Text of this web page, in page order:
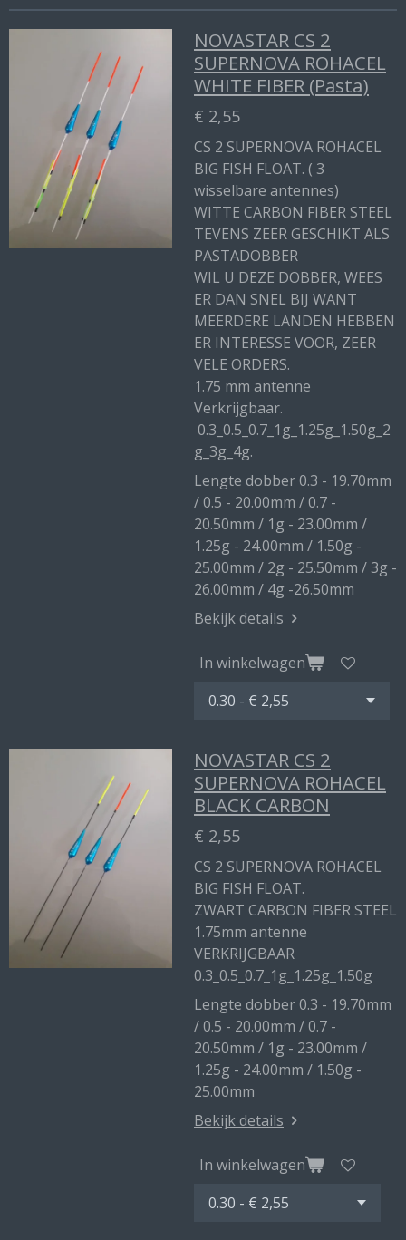
NOVASTAR CS 2
SUPERNOVA ROHACEL
WHITE FIBER (Pasta)
€ 2,55
CS 2 SUPERNOVA ROHACEL
BIG FISH FLOAT. ( 3
wisselbare antennes)
WITTE CARBON FIBER STEEL
TEVENS ZEER GESCHIKT ALS
PASTADOBBER
WIL U DEZE DOBBER, WEES
ER DAN SNEL BIJ WANT
MEERDERE LANDEN HEBBEN
ER INTERESSE VOOR, ZEER
VELE ORDERS.
1.75 mm antenne
Verkrijgbaar.
0.3_0.5_0.7_1g_1.25g_1.50g_2
g_3g_4g.
Lengte dobber 0.3 - 19.70mm
/ 0.5 - 20.00mm / 0.7 -
20.50mm / 1g - 23.00mm /
1.25g - 24.00mm / 1.50g -
25.00mm / 2g - 25.50mm / 3g -
26.00mm / 4g -26.50mm
Bekijk details
In winkelwagen
NOVASTAR CS 2
SUPERNOVA ROHACEL
BLACK CARBON
€ 2,55
CS 2 SUPERNOVA ROHACEL
BIG FISH FLOAT.
ZWART CARBON FIBER STEEL
1.75mm antenne
VERKRIJGBAAR
0.3_0.5_0.7_1g_1.25g_1.50g
Lengte dobber 0.3 - 19.70mm
/ 0.5 - 20.00mm / 0.7 -
20.50mm / 1g - 23.00mm /
1.25g - 24.00mm / 1.50g -
25.00mm
Bekijk details
In winkelwagen